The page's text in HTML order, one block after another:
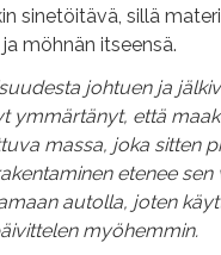
sinetöitävä, sillä
möhnän itseensä.
johtuen ja
ymmärtänyt, että
massa, joka sitten
etenee
autolla, joten
myöhemmin.